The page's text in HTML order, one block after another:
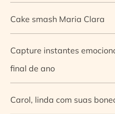
Cake smash Maria Clara
Capture instantes
final de ano
Carol, linda com suas